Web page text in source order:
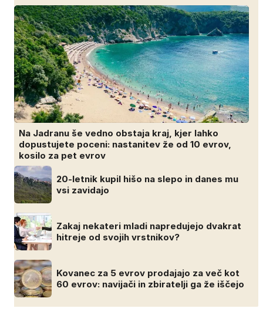
Na Jadranu še vedno obstaja kraj, kjer lahko
dopustujete poceni: nastanitev že od 10 evrov,
kosilo za pet evrov
20-letnik kupil hišo na slepo in danes mu
vsi zavidajo
Zakaj nekateri mladi napredujejo dvakrat
hitreje od svojih vrstnikov?
Kovanec za 5 evrov prodajajo za več kot
60 evrov: navijači in zbiratelji ga že iščejo